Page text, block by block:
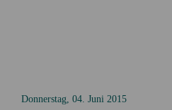
Donnerstag, 04. Juni 2015